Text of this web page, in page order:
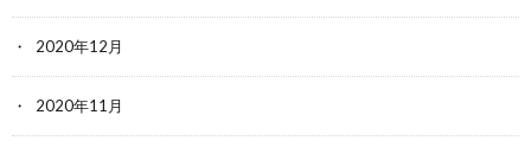
2020年12月
2020年11月